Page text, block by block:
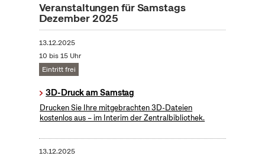
Veranstaltungen für Samstags
Dezember 2025
13.12.2025
10 bis 15 Uhr
Eintritt frei
3D-Druck am Samstag
Drucken Sie Ihre mitgebrachten 3D-Dateien
kostenlos aus – im Interim der Zentralbibliothek.
13.12.2025